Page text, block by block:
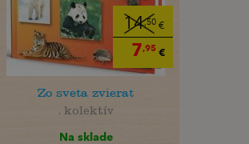
14,50€
7,95€
Zo sveta zvierat
. kolektív
Na sklade